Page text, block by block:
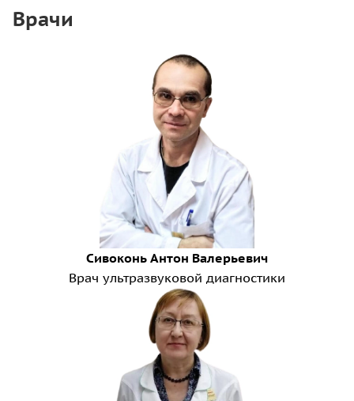
Врачи
Сивоконь Антон Валерьевич
Врач ультразвуковой диагностики